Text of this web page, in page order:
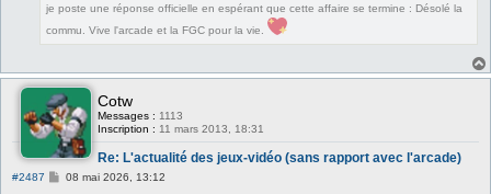
je poste une réponse officielle en espérant que cette affaire se termine : Désolé la
commu. Vive l'arcade et la FGC pour la vie.
Cotw
Messages : 1113
Inscription : 11 mars 2013, 18:31
Re: L'actualité des jeux-vidéo (sans rapport avec l'arcade)
#2487
M08 mai 2026, 13:12